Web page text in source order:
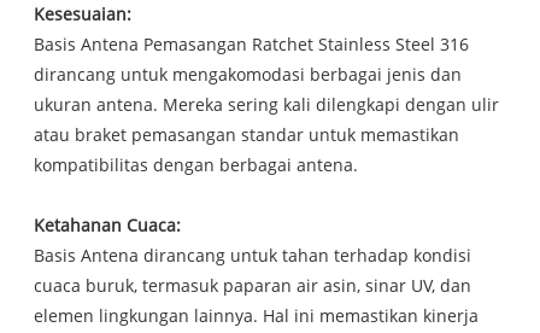
Kesesuaian:
Basis Antena Pemasangan Ratchet Stainless Steel 316
dirancang untuk mengakomodasi berbagai jenis dan
ukuran antena. Mereka sering kali dilengkapi dengan ulir
atau braket pemasangan standar untuk memastikan
kompatibilitas dengan berbagai antena.
Ketahanan Cuaca:
Basis Antena dirancang untuk tahan terhadap kondisi
cuaca buruk, termasuk paparan air asin, sinar UV, dan
elemen lingkungan lainnya. Hal ini memastikan kinerja